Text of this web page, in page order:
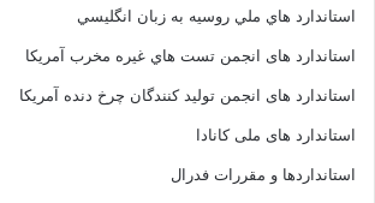
استاندارد هاي ملي روسيه به زبان انگليسي
استاندارد های انجمن تست هاي غيره مخرب آمريکا
استاندارد های انجمن توليد کنندگان چرخ دنده آمريکا
استاندارد های ملی کانادا
استانداردها و مقررات فدرال